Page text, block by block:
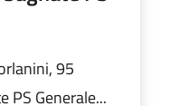
95
PS Generale...